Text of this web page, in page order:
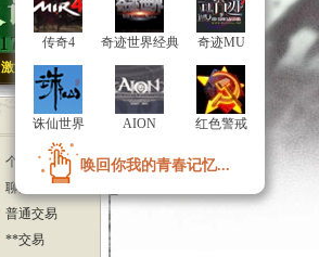
激活账号 投稿
个人信息
聊天交互
普通交易
**交易
传奇4 奇迹世界经典 奇迹MU
诛仙世界 AION 红色警戒
唤回你我的青春记忆...
传奇4 奇迹世界经典 奇迹MU
诛仙世界 AION 红色警戒
唤回你我的青春记忆...